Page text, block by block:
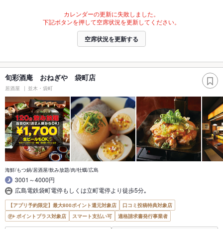
カレンダーの更新に失敗しました。
下記ボタンを押して空席状況を更新してください。
空席状況を更新する
旬彩酒庵 おねぎや 袋町店
居酒屋 並木・袋町
海鮮/もつ鍋/居酒屋/飲み放題/肉/牡蠣/広島
3001～4000円
広島電鉄袋町電停もしくは立町電停より徒歩5分｡
【アプリ予約限定】最大800ポイント還元対象店
口コミ投稿特典対象店
ポイントプラス対象店
スマート支払い可 適格請求書発行事業者